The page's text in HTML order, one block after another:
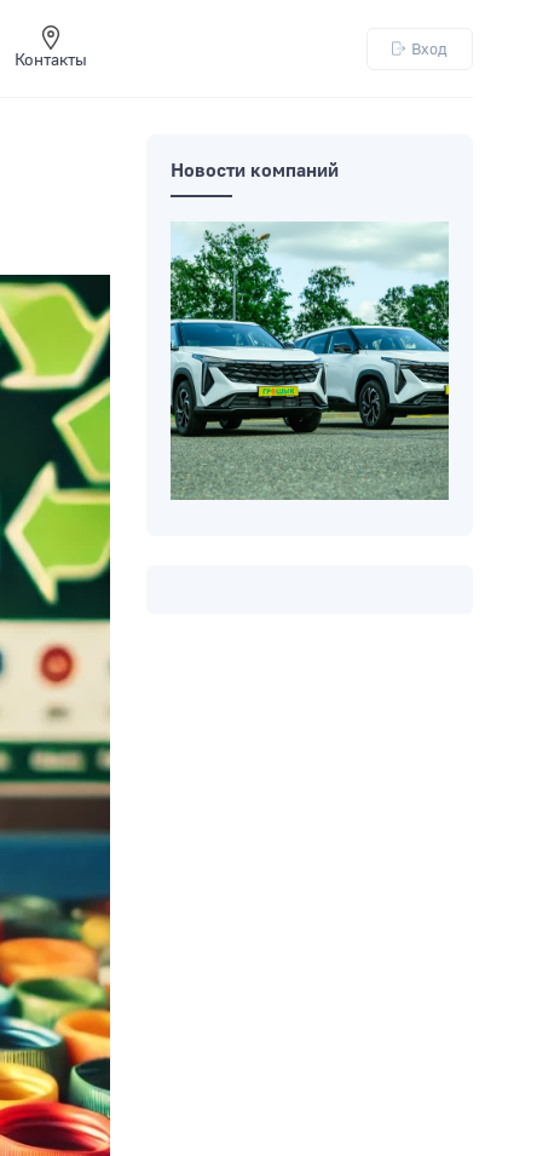
Контакты
Вход
Новости компаний